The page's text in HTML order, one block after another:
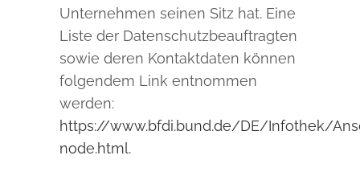
Unternehmen seinen Sitz hat. Eine
Liste der Datenschutzbeauftragten
sowie deren Kontaktdaten können
folgendem Link entnommen
werden:
https://www.bfdi.bund.de/DE/Infothek/
node.html.